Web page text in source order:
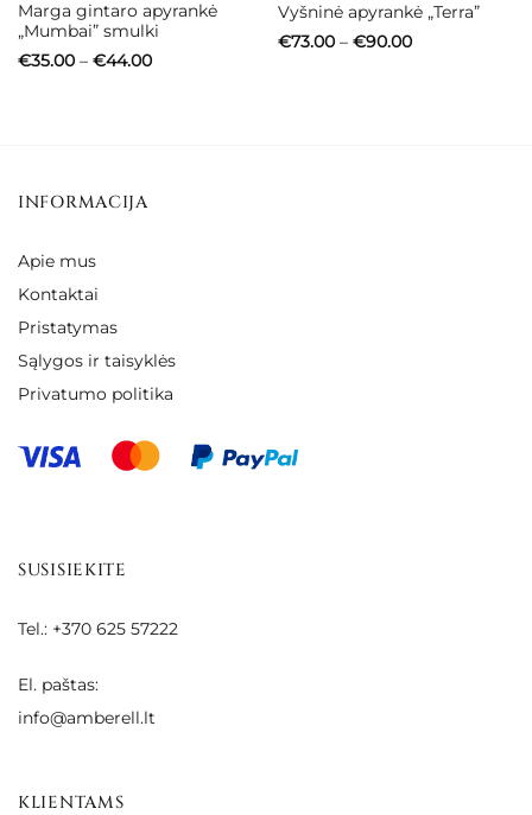
Marga gintaro apyrankė
„Mumbai” smulki
€35.00 – €44.00Price
Vyšninė apyrankė „Terra”
€73.00 – €90.00Price
INFORMACIJA
Apie mus
Kontaktai
Pristatymas
Sąlygos ir taisyklės
Privatumo politika
SUSISIEKITE
Tel.: +370 625 57222
El. paštas:
info@amberell.lt
KLIENTAMS